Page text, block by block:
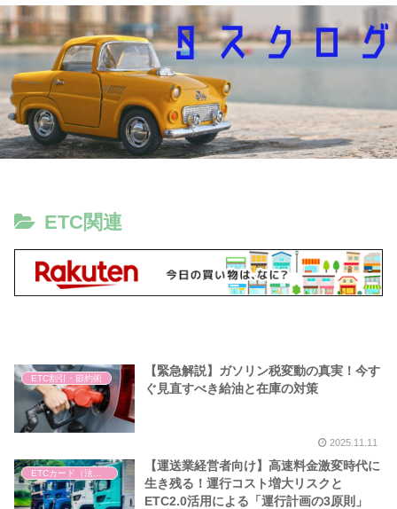
ETC関連
ETC割引・節約術
【緊急解説】ガソリン税変動の真実！今す
ぐ見直すべき給油と在庫の対策
2025.11.11
【運送業経営者向け】高速料金激変時代に
生き残る！運行コスト増大リスクと
ETC2.0活用による「運行計画の3原則」